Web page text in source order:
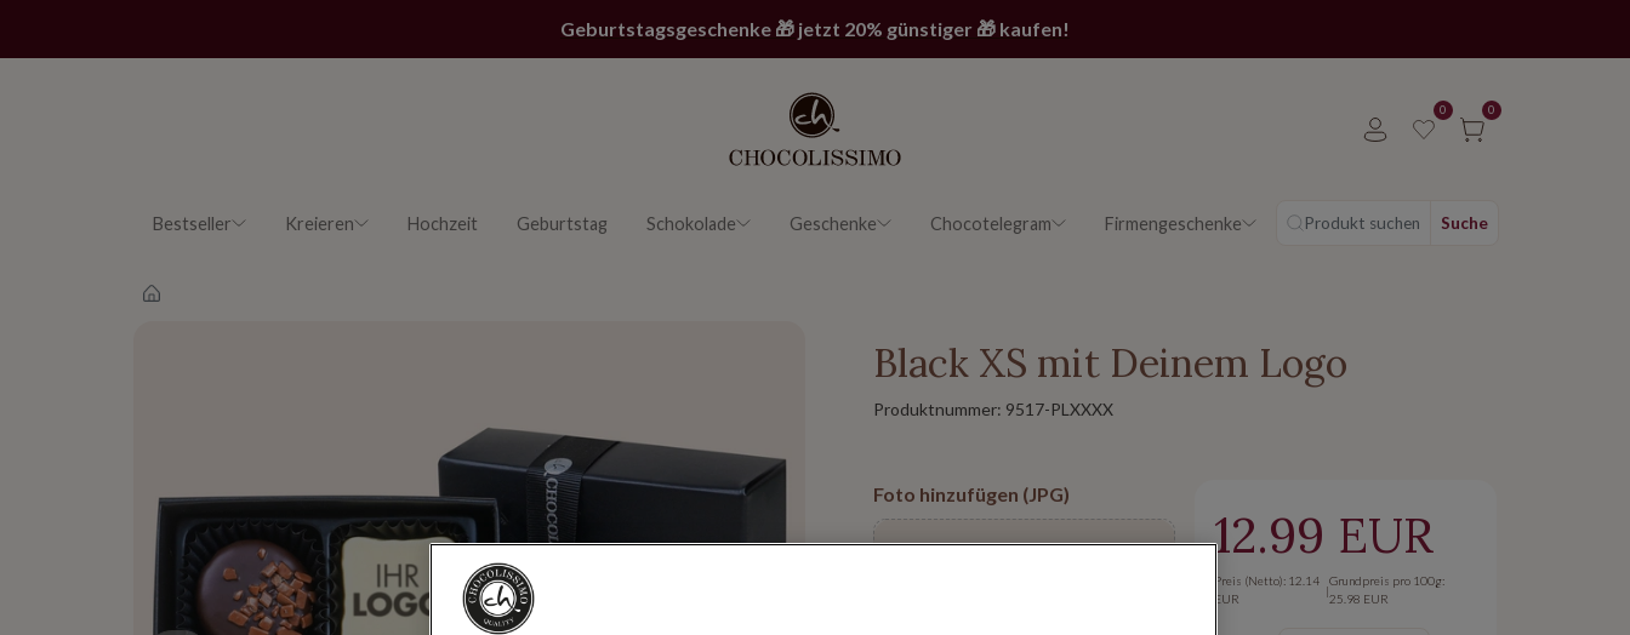
Geburtstagsgeschenke 🎁 jetzt 20% günstiger 🎁 kaufen!
0 0
Kreieren Hochzeit Geburtstag Schokolade Geschenke Chocotelegram Firmengeschenke
Bestseller Produkt suchen Suche
Black XS mit Deinem Logo
Produktnummer: 9517-PLXXXX
Foto hinzufügen (JPG)
12.99 EUR
Preis (Netto): 12.14
EUR
|
Grundpreis pro 100g:
25.98 EUR